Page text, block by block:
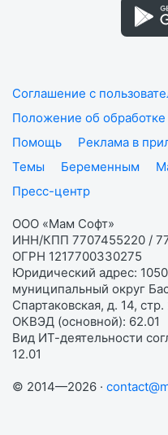
Соглашение с
Положение об
Помощь
Реклама в
Темы
Беременным
Пресс-центр
ООО «Мам Софт»
ИНН/КПП 7707455220 /
ОГРН 1217700330275
Юридический адрес:
муниципальный округ
Спартаковская, д. 14,
ОКВЭД (основной): 62.01
Вид ИТ-деятельности
12.01
© 2014—2026 ·